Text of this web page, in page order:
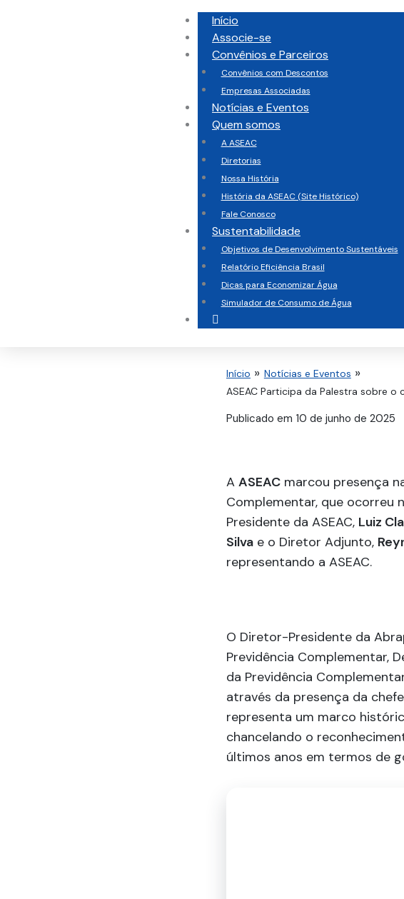
Início
Associe-se
Convênios e Parceiros
Convênios com Descontos
Empresas Associadas
Notícias e Eventos
Quem somos
A ASEAC
Diretorias
Nossa História
História da ASEAC (Site Histórico)
Fale Conosco
Sustentabilidade
Objetivos de Desenvolvimento Sustentáveis
Relatório Eficiência Brasil
Dicas para Economizar Água
Simulador de Consumo de Água
Início
Notícias e Eventos
ASEAC Participa da Palestra sobre
Publicado em 10 de junho de 2025
A ASEAC marcou presença
Complementar, que ocorreu
Presidente da ASEAC, Luiz
Silva e o Diretor Adjunto,
representando a ASEAC.
O Diretor-Presidente da
Previdência Complementar,
da Previdência
através da presença da
representa um marco
chancelando o
últimos anos em termos de